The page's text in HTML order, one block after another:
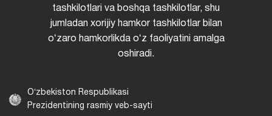
tashkilotlari va boshqa tashkilotlar, shu
jumladan xorijiy hamkor tashkilotlar bilan
oʻzaro hamkorlikda oʻz faoliyatini amalga
oshiradi.
Oʻzbekiston Respublikasi
Prezidentining rasmiy veb-sayti